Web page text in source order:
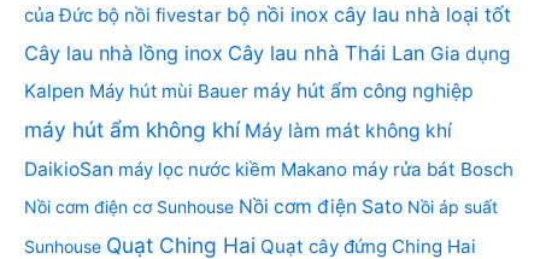
của Đức bộ nồi fivestar bộ nồi inox cây lau nhà loại tốt
Cây lau nhà lồng inox Cây lau nhà Thái Lan Gia dụng
Kalpen Máy hút mùi Bauer máy hút ẩm công nghiệp
máy hút ẩm không khí Máy làm mát không khí
DaikioSan máy lọc nước kiềm Makano máy rửa bát Bosch
Nồi cơm điện cơ Sunhouse Nồi cơm điện Sato Nồi áp suất
Sunhouse Quạt Ching Hai Quạt cây đứng Ching Hai